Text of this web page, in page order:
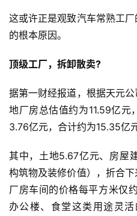
这或许正是观致汽车常熟工
的根本原因。
顶级工厂，拆卸散卖?
据第一财经报道，根据天元
地厂房总估值约为11.59亿元
3.76亿元，合计约为15.35亿元
其中，土地5.67亿元、房屋
构筑物及装修价值），折合
厂房车间的价格每平方米仅
办公楼、食堂这类用途灵